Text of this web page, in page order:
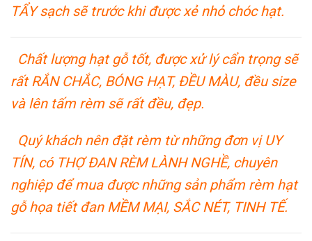
TẨY sạch sẽ trước khi được xẻ nhỏ chóc hạt.
Chất lượng hạt gỗ tốt, được xử lý cẩn trọng sẽ
rất RẮN CHẮC, BÓNG HẠT, ĐỀU MÀU, đều size
và lên tấm rèm sẽ rất đều, đẹp.
Quý khách nên đặt rèm từ những đơn vị UY
TÍN, có THỢ ĐAN RÈM LÀNH NGHỀ, chuyên
nghiệp để mua được những sản phẩm rèm hạt
gỗ họa tiết đan MỀM MẠI, SẮC NÉT, TINH TẾ.